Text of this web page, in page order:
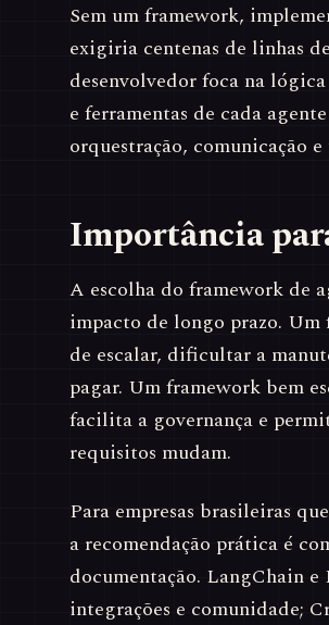
Sem um framework,
exigiria centenas de linhas
desenvolvedor foca na
e ferramentas de cada
orquestração, comunicação
Importância
A escolha do framework de
impacto de longo prazo.
de escalar, dificultar a
pagar. Um framework bem
facilita a governança e
requisitos mudam.
Para empresas brasileiras
a recomendação prática é
documentação. LangChain
integrações e comunidade;